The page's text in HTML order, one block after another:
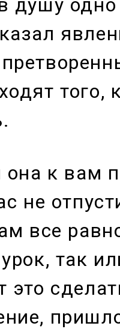
душу
того,
она к вам
не
все
так
это